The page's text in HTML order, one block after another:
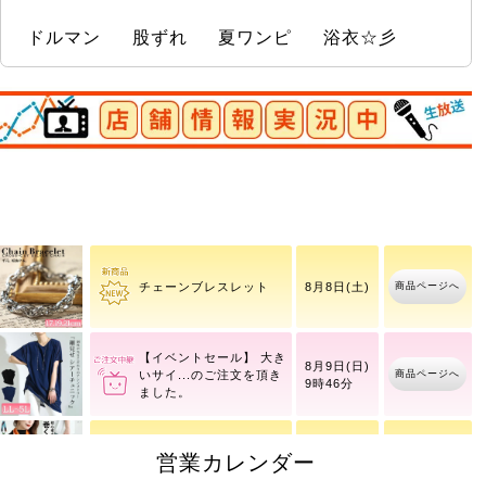
ドルマン 股ずれ 夏ワンピ 浴衣☆彡
店舗情報実況中
チェーンブレスレット 8月8日(土) 商品ページへ
【イベントセール】 大き
いサイ
8月9日(日)
9時46分
商品ページへ
ナロースカーフ 8月8日(土)
営業カレンダー